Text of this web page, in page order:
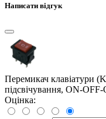
Написати відгук
Перемикач клавіатури
підсвічування, ON-
Оцінка: